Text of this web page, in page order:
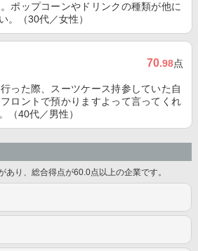
ポップコーンやドリンクの種類が他に
。（30代／女性）
70.98点
った際、スーツケース持参していた自
ロントで預かりますよって言ってくれ
（40代／男性）
あり、総合得点が60.0点以上の企業です。